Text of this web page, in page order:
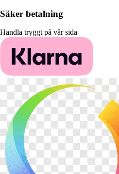
Säker betalning
Handla tryggt på vår sida